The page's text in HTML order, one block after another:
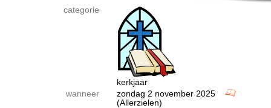
categorie
kerkjaar
wanneer
zondag 2 november 2025
(Allerzielen)